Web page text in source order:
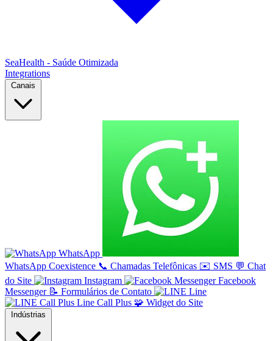
SeaHealth - Saúde Otimizada
Integrations
Canais
WhatsApp
WhatsApp Coexistence 📞 Chamadas Telefônicas ✉️ SMS 💬 Chat
do Site
Instagram
Facebook
Messenger 📝 Formulários de Contato
Line
Line Call Plus 🧩 Widget do Site
Indústrias